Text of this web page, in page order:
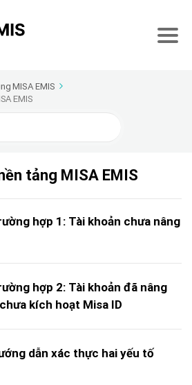
MISA EMIS
EMIS
tảng MISA EMIS
hợp 1: Tài khoản chưa nâng
hợp 2: Tài khoản đã nâng
kích hoạt Misa ID
dẫn xác thực hai yếu tố